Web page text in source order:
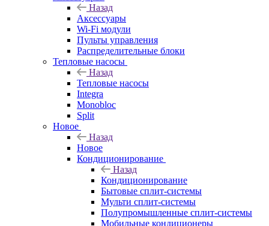
Назад
Аксессуары
Wi-Fi модули
Пульты управления
Распределительные блоки
Тепловые насосы
Назад
Тепловые насосы
Integra
Monobloc
Split
Новое
Назад
Новое
Кондиционирование
Назад
Кондиционирование
Бытовые сплит-системы
Мульти сплит-системы
Полупромышленные сплит-системы
Мобильные кондиционеры